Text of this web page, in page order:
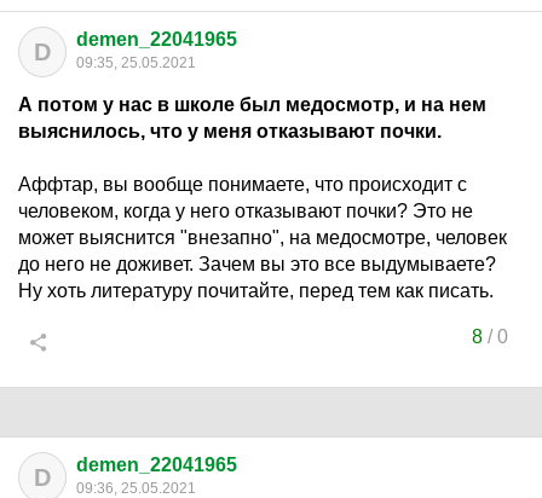
D demen_22041965
09:35, 25.05.2021
А потом у нас в школе был медосмотр, и на нем
выяснилось, что у меня отказывают почки.
Аффтар, вы вообще понимаете, что происходит с
человеком, когда у него отказывают почки? Это не
может выяснится "внезапно", на медосмотре, человек
до него не доживет. Зачем вы это все выдумываете?
Ну хоть литературу почитайте, перед тем как писать.
8/0
D demen_22041965
09:36, 25.05.2021